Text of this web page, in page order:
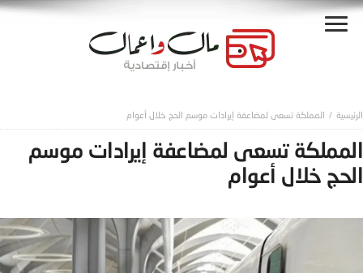
المملكة تسعى لمضاعفة إيرادات موسم الحج خلال أعوام
المملكة تسعى لمضاعفة إيرادات موسم
الحج خلال أعوام